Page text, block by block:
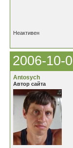
Неактивен
2006-10-
Antosych
Автор сайта